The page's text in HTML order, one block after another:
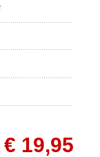
€ 19,95